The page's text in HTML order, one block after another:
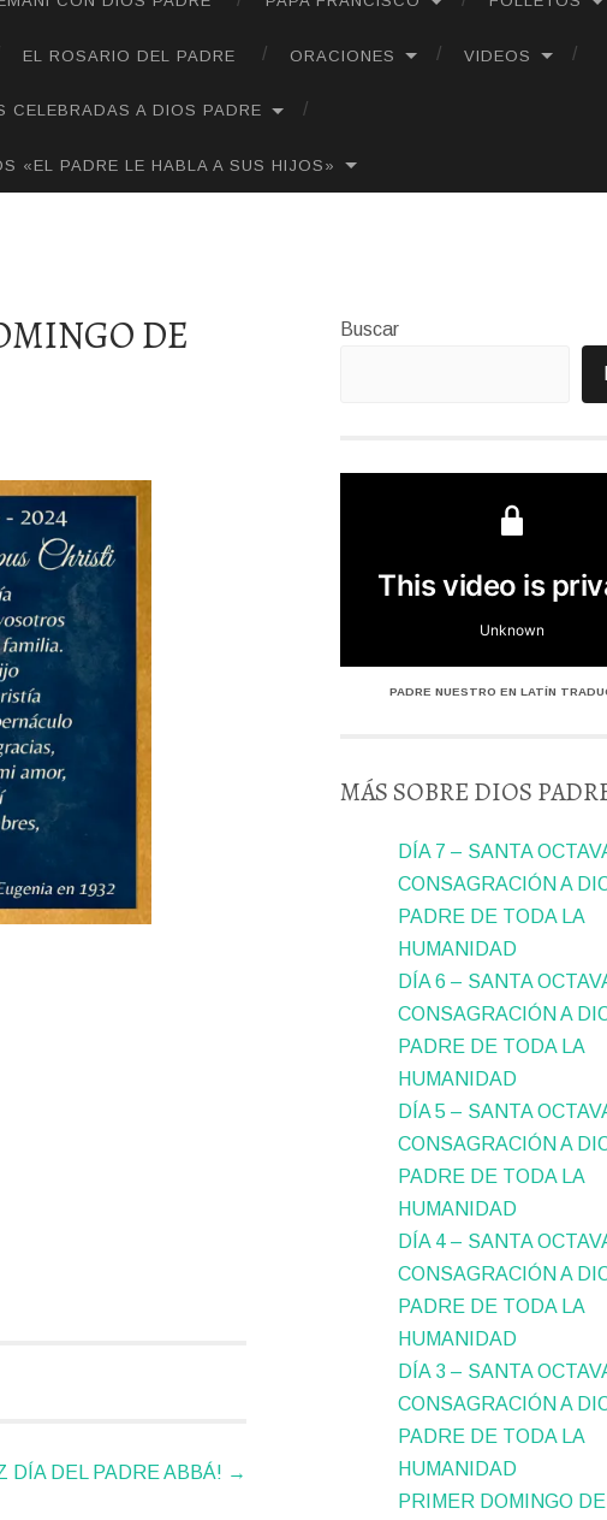
EL ROSARIO DEL PADRE ORACIONES VIDEOS
CELEBRADAS A DIOS PADRE
«EL PADRE LE HABLA A SUS HIJOS»
DE
DÍA DEL PADRE ABBÁ! →
Buscar
PADRE NUESTRO EN LATÍN
MÁS SOBRE DIOS
DÍA 7 – SANTA
CONSAGRACIÓN A
PADRE DE TODA LA
HUMANIDAD
DÍA 6 – SANTA
CONSAGRACIÓN A
PADRE DE TODA LA
HUMANIDAD
DÍA 5 – SANTA
CONSAGRACIÓN A
PADRE DE TODA LA
HUMANIDAD
DÍA 4 – SANTA
CONSAGRACIÓN A
PADRE DE TODA LA
HUMANIDAD
DÍA 3 – SANTA
CONSAGRACIÓN A
PADRE DE TODA LA
HUMANIDAD
PRIMER DOMINGO DE